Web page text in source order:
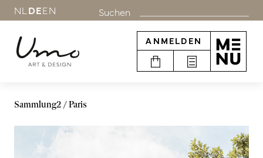
NL DEEN Suchen
ANMELDEN
Sammlung2 Paris